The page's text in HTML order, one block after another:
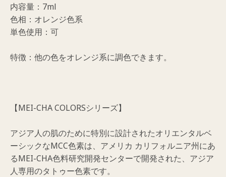
内容量：7ml
色相：オレンジ色系
単色使用：可
特徴：他の色をオレンジ系に調色できます。
【MEI-CHA COLORSシリーズ】
アジア人の肌のために特別に設計されたオリエンタルベ
ーシックなMCC色素は、アメリカ カリフォルニア州にあ
るMEI-CHA色料研究開発センターで開発された、アジア
人専用のタトゥー色素です。